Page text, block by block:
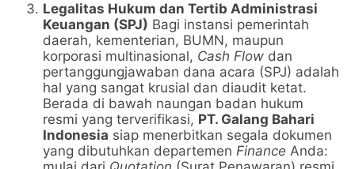
Legalitas Hukum dan Tertib Administrasi
Keuangan (SPJ) Bagi instansi pemerintah
daerah, kementerian, BUMN, maupun
korporasi multinasional, Cash Flow dan
pertanggungjawaban dana acara (SPJ) adalah
hal yang sangat krusial dan diaudit ketat.
Berada di bawah naungan badan hukum
resmi yang terverifikasi, PT. Galang Bahari
Indonesia siap menerbitkan segala dokumen
yang dibutuhkan departemenFinance Anda: